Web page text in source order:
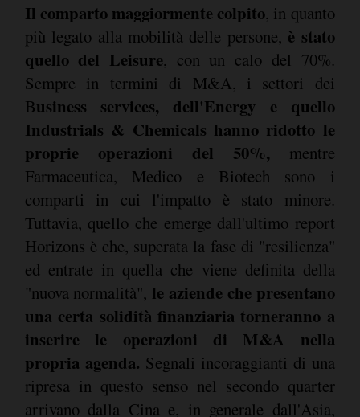
Il comparto maggiormente colpito, in quanto
più legato alla mobilità delle persone, è stato
quello del Leisure, con un calo del 70%.
Sempre in termini di M&A, i settori dei
Business services, dell'Energy e quello
Industrials & Chemicals hanno ridotto le
proprie operazioni del 50%, mentre
Farmaceutica, Medico e Biotech sono i
comparti in cui l'impatto è stato minore.
Tuttavia, quello che emerge dall'ultimo report
Horizons è che, superata la fase di "resilienza"
ed entrate in quella che viene definita della
"nuova normalità", le aziende che presentano
una certa solidità finanziaria torneranno a
inserire le operazioni di M&A nella
propria agenda. Segnali incoraggianti di una
ripresa in questo senso nel secondo quarter
arrivano dalla Cina e, in generale dall'Asia,